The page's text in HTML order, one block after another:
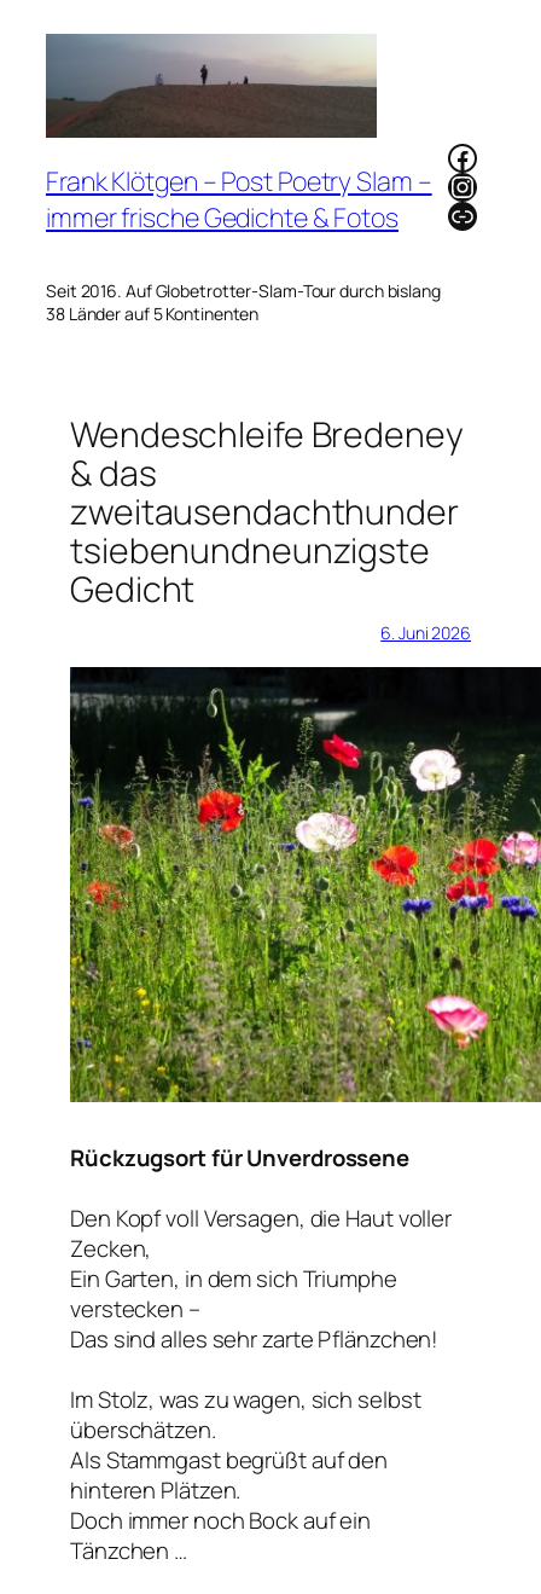
Frank Klötgen – Post Poetry Slam –
immer frische Gedichte & Fotos
Seit 2016. Auf Globetrotter-Slam-Tour durch bislang
38 Länder auf 5 Kontinenten
Link
Wendeschleife Bredeney
& das
zweitausendachthunder
tsiebenundneunzigste
Gedicht
6. Juni 2026
Rückzugsort für Unverdrossene
Den Kopf voll Versagen, die Haut voller
Zecken,
Ein Garten, in dem sich Triumphe
verstecken –
Das sind alles sehr zarte Pflänzchen!
Im Stolz, was zu wagen, sich selbst
überschätzen.
Als Stammgast begrüßt auf den
hinteren Plätzen.
Doch immer noch Bock auf ein
Tänzchen …